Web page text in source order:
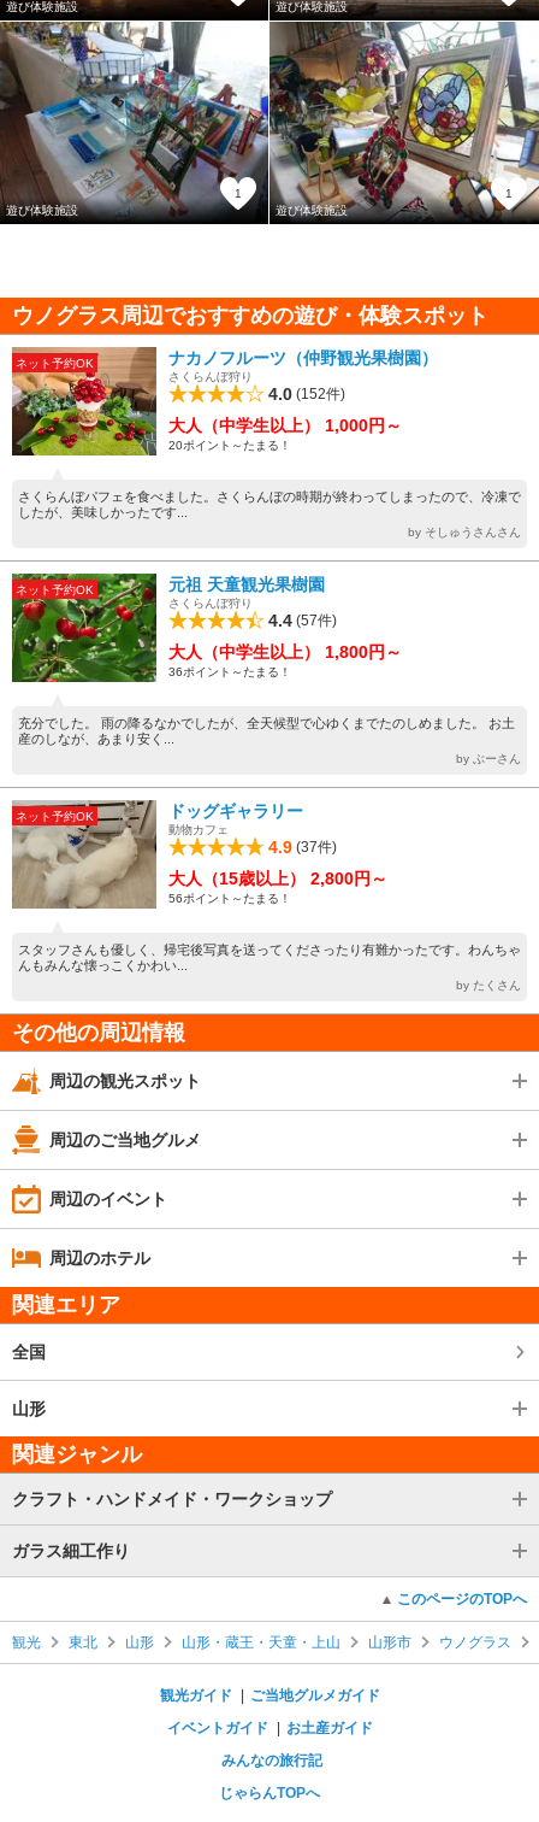
遊び体験施設
遊び体験施設
遊び体験施設
1
遊び体験施設
1
ウノグラス周辺でおすすめの遊び・体験スポット
ネット予約OK ナカノフルーツ（仲野観光果樹園）
さくらんぼ狩り
4.0 (152件)
大人（中学生以上） 1,000円～
20ポイント～たまる！
さくらんぼパフェを食べました。さくらんぼの時期が終わってしまったので、冷凍で
したが、美味しかったです...
by そしゅうさんさん
ネット予約OK 元祖 天童観光果樹園
さくらんぼ狩り
4.4 (57件)
大人（中学生以上） 1,800円～
36ポイント～たまる！
充分でした。 雨の降るなかでしたが、全天候型で心ゆくまでたのしめました。 お土
産のしなが、あまり安く...
by ぶーさん
ネット予約OK ドッグギャラリー
動物カフェ
4.9 (37件)
大人（15歳以上） 2,800円～
56ポイント～たまる！
スタッフさんも優しく、帰宅後写真を送ってくださったり有難かったです。わんちゃ
んもみんな懐っこくかわい...
by たくさん
その他の周辺情報
周辺の観光スポット
周辺のご当地グルメ
周辺のイベント
周辺のホテル
関連エリア
全国
山形
関連ジャンル
クラフト・ハンドメイド・ワークショップ
ガラス細工作り
このページのTOPへ
観光 東北 山形 山形・蔵王・天童・上山 山形市 ウノグラス
観光ガイド
ご当地グルメガイド
イベントガイド
お土産ガイド
みんなの旅行記
じゃらんTOPへ